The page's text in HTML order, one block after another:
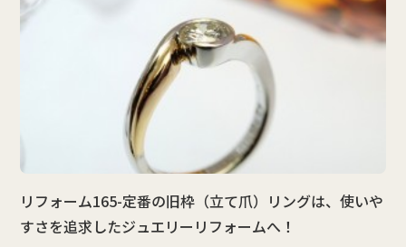
リフォーム165-定番の旧枠（立て爪）リングは、使いや
すさを追求したジュエリーリフォームへ！